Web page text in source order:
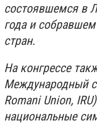
состоявшемся в
года и
стран.
На конгрессе
Международный
Romani Union,
национальные